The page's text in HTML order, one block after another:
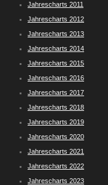
Jahrescharts 2011
Jahrescharts 2012
Jahrescharts 2013
Jahrescharts 2014
Jahrescharts 2015
Jahrescharts 2016
Jahrescharts 2017
Jahrescharts 2018
Jahrescharts 2019
Jahrescharts 2020
Jahrescharts 2021
Jahrescharts 2022
Jahrescharts 2023